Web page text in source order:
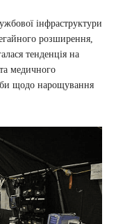
інфраструктури
розширення,
тенденція на
медичного
щодо нарощування